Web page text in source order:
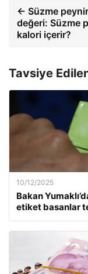
← Süzme
değeri: Süzme
kalori içerir?
Tavsiye
10/12/2025
Bakan
etiket basanlar